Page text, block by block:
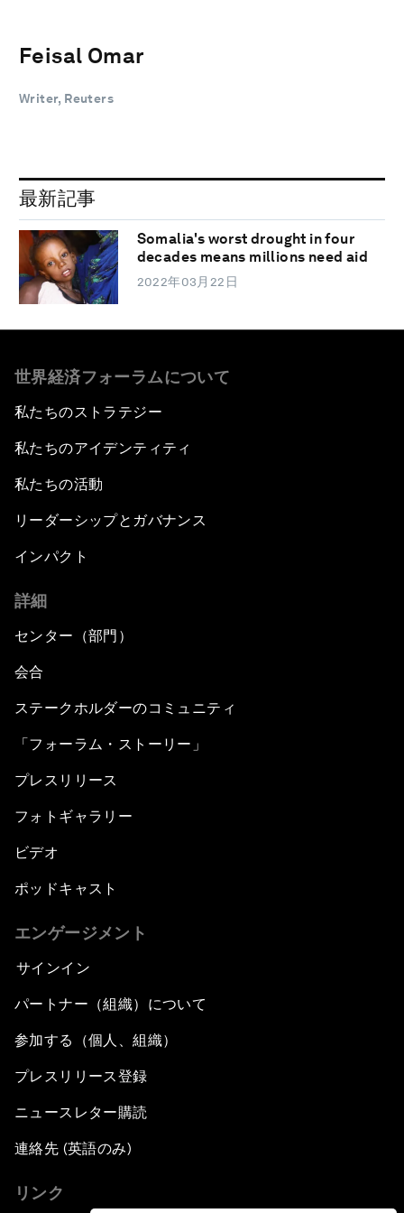
Feisal Omar
Writer, Reuters
最新記事
Somalia's worst drought in four
decades means millions need aid
2022年03月22日
世界経済フォーラムについて
私たちのストラテジー
私たちのアイデンティティ
私たちの活動
リーダーシップとガバナンス
インパクト
詳細
センター（部門）
会合
ステークホルダーのコミュニティ
「フォーラム・ストーリー」
プレスリリース
フォトギャラリー
ビデオ
ポッドキャスト
エンゲージメント
サインイン
パートナー（組織）について
参加する（個人、組織）
プレスリリース登録
ニュースレター購読
連絡先 (英語のみ)
リンク